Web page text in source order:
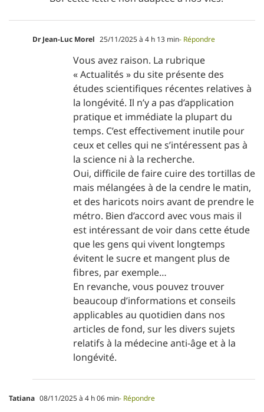
Dr Jean-Luc Morel 25/11/2025 à 4 h 13 min- Répondre
Vous avez raison. La rubrique
« Actualités » du site présente des
études scientifiques récentes relatives à
la longévité. Il n’y a pas d’application
pratique et immédiate la plupart du
temps. C’est effectivement inutile pour
ceux et celles qui ne s’intéressent pas à
la science ni à la recherche.
Oui, difficile de faire cuire des tortillas de
mais mélangées à de la cendre le matin,
et des haricots noirs avant de prendre le
métro. Bien d’accord avec vous mais il
est intéressant de voir dans cette étude
que les gens qui vivent longtemps
évitent le sucre et mangent plus de
fibres, par exemple…
En revanche, vous pouvez trouver
beaucoup d’informations et conseils
applicables au quotidien dans nos
articles de fond, sur les divers sujets
relatifs à la médecine anti-âge et à la
longévité.
Tatiana 08/11/2025 à 4 h 06 min- Répondre